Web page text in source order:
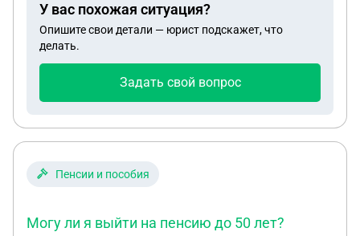
дотянуть до 30 лет (возраста, когда уже не
призовут в армию)? Могут ли заблокировать
счета, деятельность ИП? Могут ли при поимке его
спустя, условно, пол года после истечения срока
явки по повестке завести уголовное дело? Если
он явится в военкомат, заведут ли уголовное
У вас похожая ситуация?
Опишите свои детали — юрист подскажет, что
делать.
Задать свой вопрос
Пенсии и пособия
Могу ли я выйти на пенсию до 50 лет?